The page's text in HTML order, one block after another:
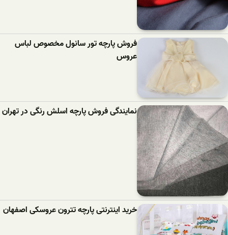
فروش پارچه تور سانول مخصوص لباس
عروس
نمایندگی فروش پارچه اسلش رنگی در تهران
خرید اینترنتی پارچه تترون عروسکی اصفهان